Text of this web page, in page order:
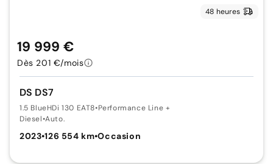
48 heures
DS DS7
1.5 BlueHDi 130 EAT8•Performance Line +
Diesel•Auto.
2023•126 554 km•Occasion
19 999 €
Dès 201 €/mois